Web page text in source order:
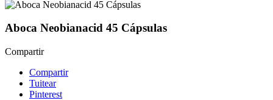
Aboca Neobianacid 45 Cápsulas
Compartir
Compartir
Tuitear
Pinterest